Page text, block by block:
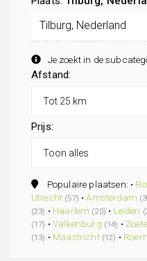
Je zoekt in de
Afstand:
Prijs:
Populaire plaatsen: •
Utrecht (57) •Amsterdam
(23) • Haarlem (20) • Leiden
(17) •Valkenburg (14) •
(13) • Maastricht (12) •